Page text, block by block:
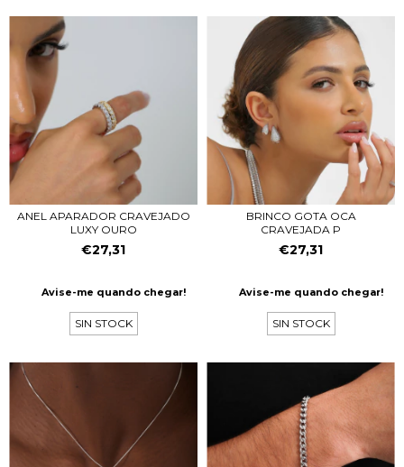
ANEL APARADOR CRAVEJADO
LUXY OURO
€27,31
Avise-me quando chegar!
SIN STOCK
BRINCO GOTA OCA
CRAVEJADA P
€27,31
Avise-me quando chegar!
SIN STOCK